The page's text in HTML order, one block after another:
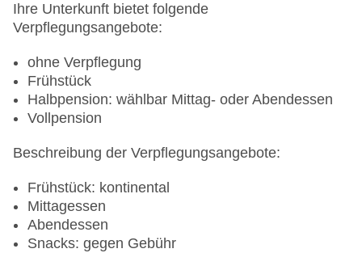
Ihre Unterkunft bietet folgende
Verpflegungsangebote:
ohne Verpflegung
Frühstück
Halbpension: wählbar Mittag- oder Abendessen
Vollpension
Beschreibung der Verpflegungsangebote:
Frühstück: kontinental
Mittagessen
Abendessen
Snacks: gegen Gebühr